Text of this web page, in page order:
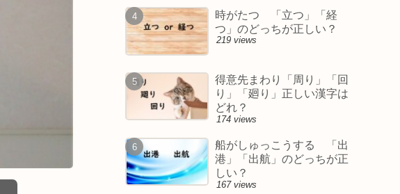
時がたつ 「立つ」「経
つ」のどっちが正しい？
219 views
得意先まわり「周り」「回
り」「廻り」正しい漢字は
どれ？
174 views
船がしゅっこうする 「出
港」「出航」のどっちが正
しい？
167 views